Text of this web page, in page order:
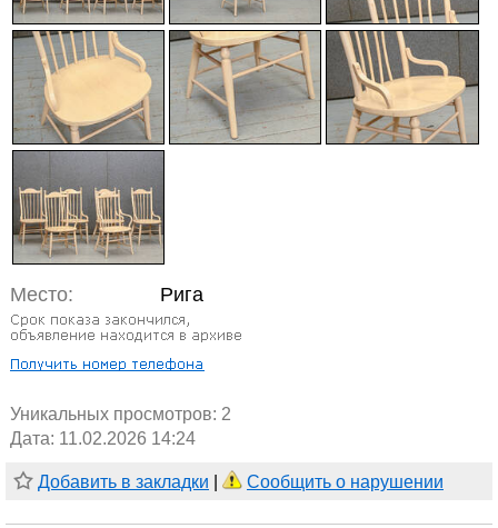
Место: Рига
Уникальных просмотров: 2
Дата: 11.02.2026 14:24
Добавить в закладки Сообщить о нарушении